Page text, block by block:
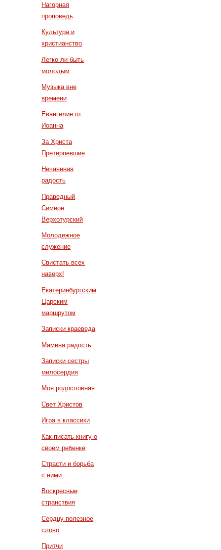
Нагорная
проповедь
Культура и
христианство
Легко ли быть
молодым
Музыка вне
времени
Евангелие от
Иоанна
За Христа
Претерпевшие
Нечаянная
радость
Праведный
Симеон
Верхотурский
Молодежное
служение
Свистать всех
наверх!
Екатеринбургским
Царским
маршрутом
Записки краеведа
Мамина радость
Записки сестры
милосердия
Моя родословная
Свет Христов
Игра в классики
Как писать книгу о
своем ребенке
Страсти и борьба
с ними
Воскресные
странствия
Сердцу полезное
слово
Притчи